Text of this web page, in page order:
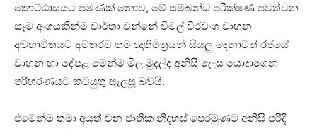
කොට්ඨාසයට පමණක් නොව, මේ සම්බන්ධ පරීක්ෂණ පවත්වන
සෑම අංශයකින්ම වාර්තා වන්නේ විමල් වීරවංශ වාහන
අවභාවිතයට අමතරව තම ඥාතිමිත්‍රයන් සියලු දෙනාටත් රජයේ
වාහන හා දේපළ මෙන්ම මිල මුදල්ද අනිසි ලෙස යොදාගෙන
පරිහරණයට කටයුතු සැලසූ බවයි.
එමෙන්ම තමා අයත් වන ජාතික නිදහස් පෙරමුණට අනිසි පරිදි